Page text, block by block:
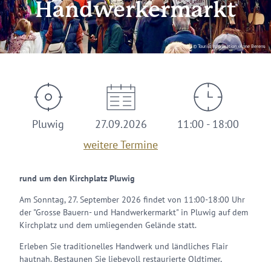
© Tourist Information /Anne Berens
Handwerkermarkt
Pluwig
27.09.2026
weitere Termine
11:00 - 18:00
rund um den Kirchplatz Pluwig
Am Sonntag, 27. September 2026 findet von 11:00-18:00 Uhr
der "Grosse Bauern- und Handwerkermarkt" in Pluwig auf dem
Kirchplatz und dem umliegenden Gelände statt.
Erleben Sie traditionelles Handwerk und ländliches Flair
hautnah. Bestaunen Sie liebevoll restaurierte Oldtimer,